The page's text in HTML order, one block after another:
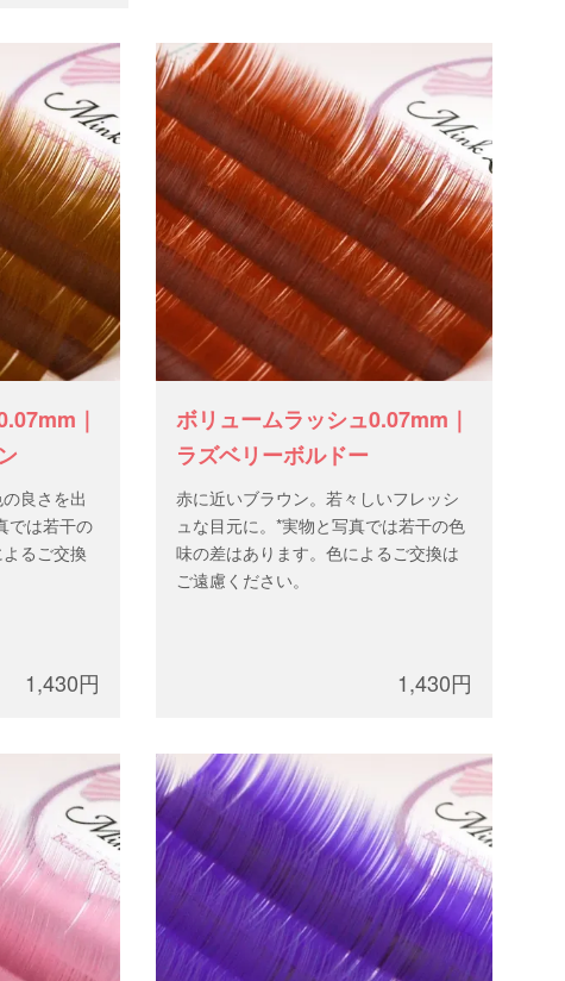
｜
良さを出
では若干の
るご交換
1,430円
ボリュームラッシュ0.07mm｜
ラズベリーボルドー
赤に近いブラウン。若々しいフレッシ
ュな目元に。*実物と写真では若干の色
味の差はあります。色によるご交換は
ご遠慮ください。
1,430円